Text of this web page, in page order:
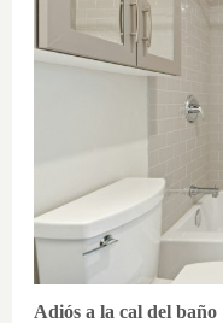
Adiós a la cal del baño